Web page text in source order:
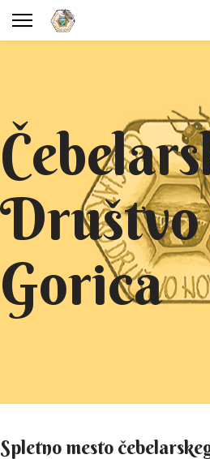
Gorica
Spletno mesto